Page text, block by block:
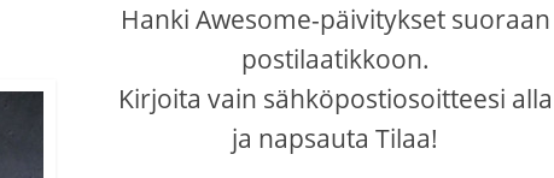
Hanki Awesome-päivitykset suoraan
postilaatikkoon.
Kirjoita vain sähköpostiosoitteesi alla
ja napsauta Tilaa!